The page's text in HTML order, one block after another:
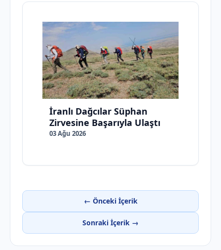
İranlı Dağcılar Süphan
Zirvesine Başarıyla Ulaştı
03 Ağu 2026
← Önceki İçerik
Sonraki İçerik →